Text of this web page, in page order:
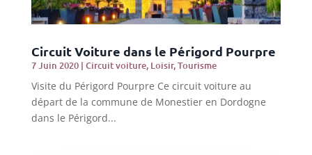
Circuit Voiture dans le Périgord Pourpre
7 Juin 2020| Circuit voiture, Loisir,Tourisme
Visite du Périgord Pourpre Ce circuit voiture au
départ de la commune de Monestier en Dordogne
dans le Périgord...